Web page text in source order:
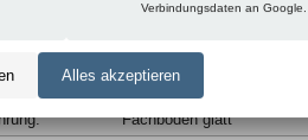
300 mm
800 mm
Fachböden glatt
Verbindungsdaten an Google.
Alles akzeptieren